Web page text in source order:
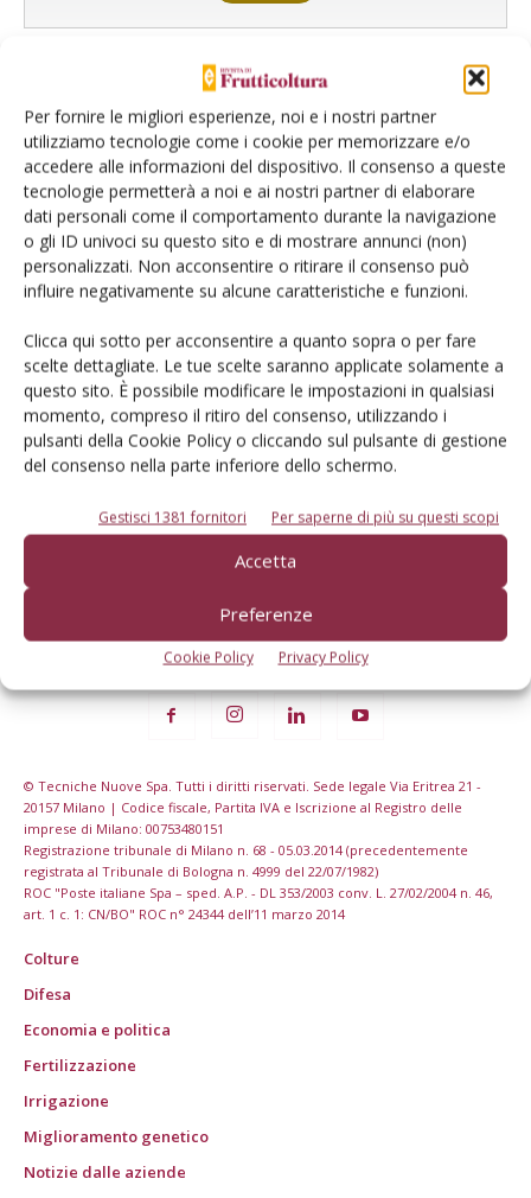
Per fornire le migliori esperienze, noi e i nostri partner
utilizziamo tecnologie come i cookie per memorizzare e/o
accedere alle informazioni del dispositivo. Il consenso a queste
tecnologie permetterà a noi e ai nostri partner di elaborare
dati personali come il comportamento durante la navigazione
o gli ID univoci su questo sito e di mostrare annunci (non)
personalizzati. Non acconsentire o ritirare il consenso può
influire negativamente su alcune caratteristiche e funzioni.
Clicca qui sotto per acconsentire a quanto sopra o per fare
scelte dettagliate. Le tue scelte saranno applicate solamente a
questo sito. È possibile modificare le impostazioni in qualsiasi
momento, compreso il ritiro del consenso, utilizzando i
pulsanti della Cookie Policy o cliccando sul pulsante di gestione
del consenso nella parte inferiore dello schermo.
Gestisci 1381 fornitori Per saperne di più su questi scopi
Accetta
Preferenze
Cookie Policy Privacy Policy
Rimani aggiornato sul mondo
dell’agricoltura
Iscriviti alle nostre newsletter
© Tecniche Nuove Spa. Tutti i diritti riservati. Sede legale Via Eritrea 21 -
20157 Milano | Codice fiscale, Partita IVA e Iscrizione al Registro delle
imprese di Milano: 00753480151
Registrazione tribunale di Milano n. 68 - 05.03.2014 (precedentemente
registrata al Tribunale di Bologna n. 4999 del 22/07/1982)
ROC "Poste italiane Spa – sped. A.P. - DL 353/2003 conv. L. 27/02/2004 n. 46,
art. 1 c. 1: CN/BO" ROC n° 24344 dell’11 marzo 2014
Colture
Difesa
Economia e politica
Fertilizzazione
Irrigazione
Miglioramento genetico
Notizie dalle aziende